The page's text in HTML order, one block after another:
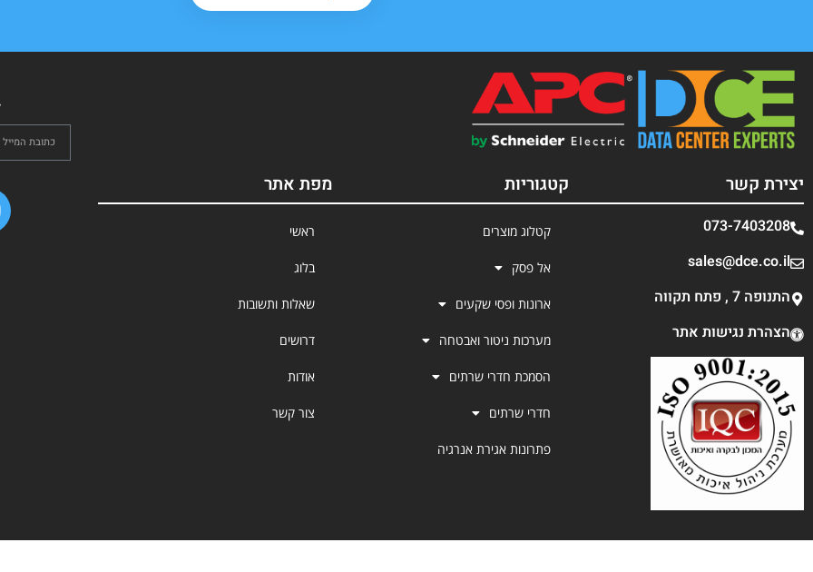
יצירת קשר
073-7403208
sales@dce.co.il
התנופה 7 , פתח תקווה
הצהרת נגישות אתר
קטגוריות
קטלוג מוצרים
אל פסק
ארונות ופסי שקעים
מערכות ניטור ואבטחה
הסמכת חדרי שרתים
חדרי שרתים
פתרונות אגירת אנרגיה
מפת אתר
ראשי
בלוג
שאלות ותשובות
דרושים
אודות
צור קשר